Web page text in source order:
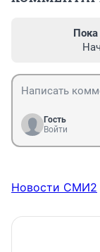
Гость
Войти
Новости СМИ2